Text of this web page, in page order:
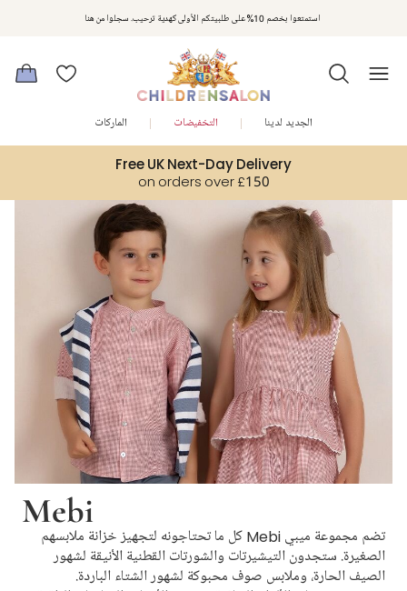
استمتعوا بخصم 10% على طلبيتكم الأولى كهدية ترحيب. سجلوا من هنا
مكافآت تشلدرن صالون | اجمعوا النقاط مع كل عملية شراء لتحصلوا على هدايا حصرية وعروض مصممة خصيصا لتلبي
متطلباتكم
Free UK Next-Day Delivery
on orders over £150
الجديد لدينا التخفيضات الماركات
Mebi
تضم مجموعة ميبي Mebi كل ما تحتاجونه لتجهيز خزانة ملابسهم
الصغيرة. ستجدون التيشيرتات والشورتات القطنية الأنيقة لشهور
الصيف الحارة، وملابس صوف محبوكة لشهور الشتاء الباردة.